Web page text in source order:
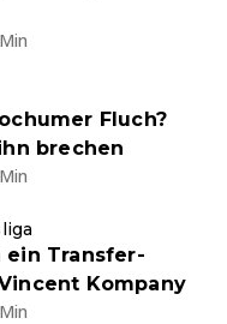
Fluch?
brechen
ein Transfer-
Kompany